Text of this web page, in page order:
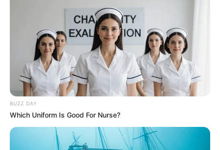
Bikin Ngakak, 10 Potret
Cosplay Murah Pakai Bahan
Seadanya
Membawa Barang Belanjaan
Versi Warga Thailand
BUZZ DAY
Which Uniform Is Good For Nurse?